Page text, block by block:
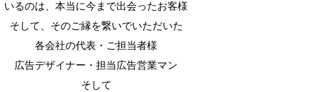
いるのは、本当に今まで出会ったお客様
そして、そのご縁を繋いでいただいた
各会社の代表・ご担当者様
広告デザイナー・担当広告営業マン
そして